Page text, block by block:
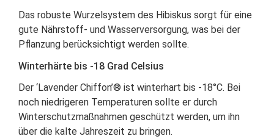
Das robuste Wurzelsystem des Hibiskus sorgt für eine
gute Nährstoff- und Wasserversorgung, was bei der
Pflanzung berücksichtigt werden sollte.
Winterhärte bis -18 Grad Celsius
Der ‘Lavender Chiffon’® ist winterhart bis -18°C. Bei
noch niedrigeren Temperaturen sollte er durch
Winterschutzmaßnahmen geschützt werden, um ihn
über die kalte Jahreszeit zu bringen.